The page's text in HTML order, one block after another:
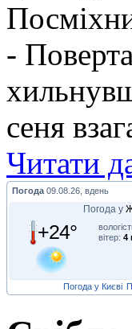
-
сеня
Читати
Погода 09.08.26, вдень
Погода у
+24°
вітер: 4
Погода у Києві